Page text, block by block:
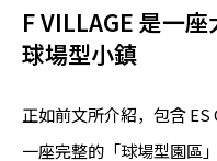
F VILLAGE 是一
球場型小鎮
正如前文所介紹，包含 ES
一座完整的「球場型園區